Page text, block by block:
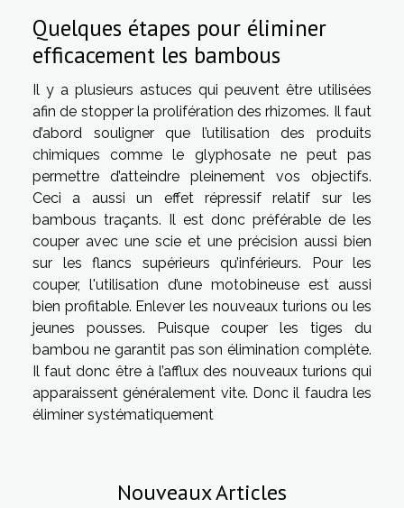
Quelques étapes pour éliminer
efficacement les bambous
Il y a plusieurs astuces qui peuvent être utilisées
afin de stopper la prolifération des rhizomes. Il faut
d’abord souligner que l’utilisation des produits
chimiques comme le glyphosate ne peut pas
permettre d’atteindre pleinement vos objectifs.
Ceci a aussi un effet répressif relatif sur les
bambous traçants. Il est donc préférable de les
couper avec une scie et une précision aussi bien
sur les flancs supérieurs qu’inférieurs. Pour les
couper, l'utilisation d’une motobineuse est aussi
bien profitable. Enlever les nouveaux turions ou les
jeunes pousses. Puisque couper les tiges du
bambou ne garantit pas son élimination complète.
Il faut donc être à l’afflux des nouveaux turions qui
apparaissent généralement vite. Donc il faudra les
éliminer systématiquement
Nouveaux Articles